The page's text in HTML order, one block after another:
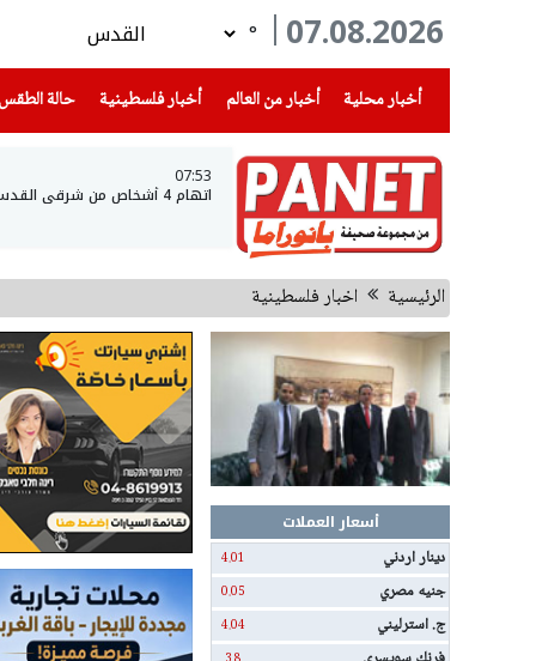
07.08.2026
°
أخبار محلية
(current) أخبار من العالم أخبار فلسطينية(current) حالة الطقس
07:53
اتهام 4 أشخاص من شرقي القدس والضفة الغربية بسرقة مركبات
الرئيسية اخبار فلسطينية
أسعار العملات
دينار اردني
4.01
جنيه مصري 0.05
ج. استرليني 4.04